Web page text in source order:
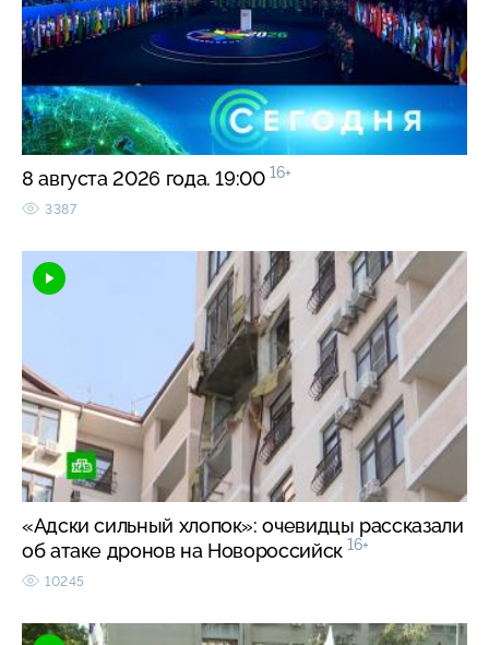
8 августа 2026 года. 19:00 16+
3387
«Адски сильный хлопок»: очевидцы рассказали
об атаке дронов на Новороссийск 16+
10245